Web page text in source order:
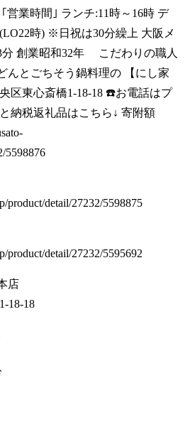
｢営業時間｣ ランチ:11時～16時 デ
時) ※日祝は30分繰上 大阪メ
分 創業昭和32年 こだわりの職人
んとごちそう鍋料理の 【にし家
区東心斎橋1-18-18 ☎️お電話はプ
納税返礼品はこちら↓ 寄附額
5598876
product/detail/27232/5598875
product/detail/27232/5595692
店
18-18